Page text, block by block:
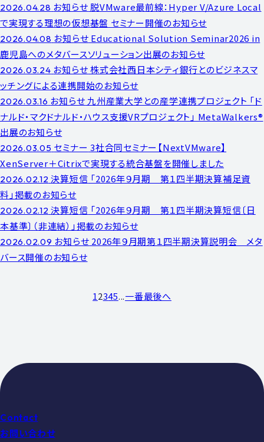
2026.04.28 お知らせ 脱VMware最前線：Hyper V/Azure Local
で実現する理想の仮想基盤 セミナー開催のお知らせ
2026.04.08 お知らせ Educational Solution Seminar2026 in
鹿児島へのメタバースソリューション出展のお知らせ
2026.03.24 お知らせ株式会社西日本シティ銀行とのビジネスマ
ッチングによる連携開始のお知らせ
2026.03.16 お知らせ 九州産業大学との産学連携プロジェクト 「ド
ナルド・マクドナルド・ハウス支援VRプロジェクト」 MetaWalkers®
出展のお知らせ
2026.03.05 セミナー 3社合同セミナー【NextVMware】
XenServer＋Citrixで実現する統合基盤を開催しました
2026.02.12 決算短信 「2026年９月期 第１四半期決算補足資
料」掲載のお知らせ
2026.02.12 決算短信 「2026年９月期 第１四半期決算短信〔日
本基準〕（非連結）」掲載のお知らせ
2026.02.09 お知らせ 2026年９月期第１四半期決算説明会 メタ
バース開催のお知らせ
12345...一番最後へ
Contact
お問い合わせ